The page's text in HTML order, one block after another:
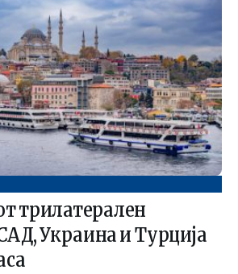
трилатерален
Украина и Турција